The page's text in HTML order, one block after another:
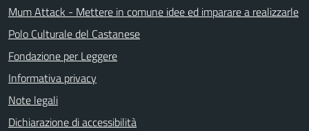
Mum Attack - Mettere in comune idee ed imparare a realizzarle
Polo Culturale del Castanese
Fondazione per Leggere
Informativa privacy
Note legali
Dichiarazione di accessibilità